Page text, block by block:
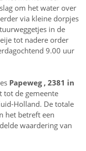
om het water over
via kleine dorpjes
in de
tot nadere order
9.00 uur
Papeweg , 2381 in
tot de gemeente
Holland. De totale
het betreft een
waardering van